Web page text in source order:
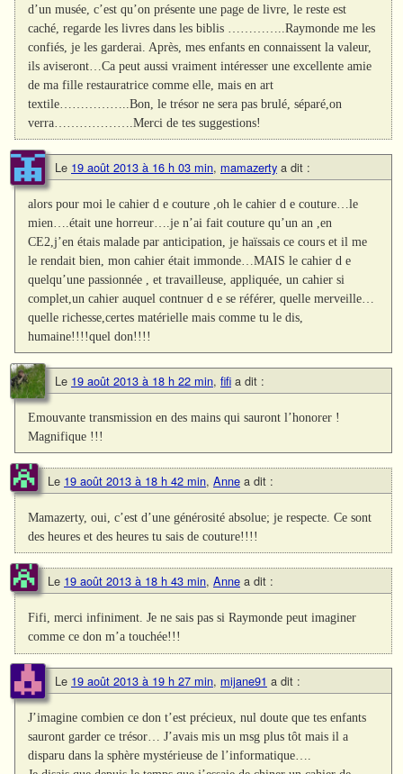
d’un musée, c’est qu’on présente une page de livre, le reste est
caché, regarde les livres dans les biblis …………..Raymonde me les
confiés, je les garderai. Après, mes enfants en connaissent la valeur,
ils aviseront…Ca peut aussi vraiment intéresser une excellente amie
de ma fille restauratrice comme elle, mais en art
textile……………..Bon, le trésor ne sera pas brulé, séparé,on
verra……………….Merci de tes suggestions!
Le 19 août 2013 à 16 h 03 min, mamazerty a dit :
alors pour moi le cahier d e couture ,oh le cahier d e couture…le
mien….était une horreur….je n’ai fait couture qu’un an ,en
CE2,j’en étais malade par anticipation, je haïssais ce cours et il me
le rendait bien, mon cahier était immonde…MAIS le cahier d e
quelqu’une passionnée , et travailleuse, appliquée, un cahier si
complet,un cahier auquel contnuer d e se référer, quelle merveille…
quelle richesse,certes matérielle mais comme tu le dis,
humaine!!!!quel don!!!!
Le 19 août 2013 à 18 h 22 min, fifi a dit :
Emouvante transmission en des mains qui sauront l’honorer !
Magnifique !!!
Le 19 août 2013 à 18 h 42 min, Anne a dit :
Mamazerty, oui, c’est d’une générosité absolue; je respecte. Ce sont
des heures et des heures tu sais de couture!!!!
Le 19 août 2013 à 18 h 43 min, Anne a dit :
Fifi, merci infiniment. Je ne sais pas si Raymonde peut imaginer
comme ce don m’a touchée!!!
Le 19 août 2013 à 19 h 27 min, mijane91 a dit :
J’imagine combien ce don t’est précieux, nul doute que tes enfants
sauront garder ce trésor… J’avais mis un msg plus tôt mais il a
disparu dans la sphère mystérieuse de l’informatique….